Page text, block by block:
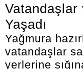
Vatandaşlar
Yaşadı
Yağmura
vatandaşlar
yerlerine